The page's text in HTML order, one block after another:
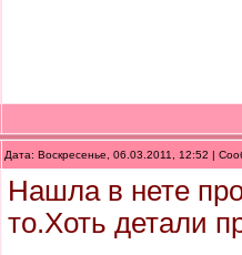
Дата: Воскресенье, 06.03.2011, 12:52 |
Нашла в нете
то.Хоть детали